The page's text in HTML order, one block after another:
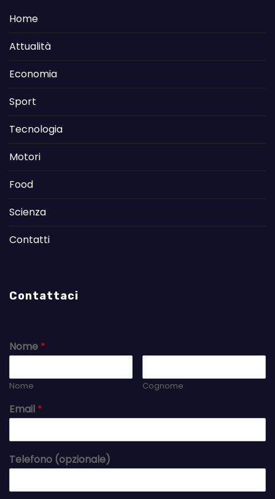
Home
Attualità
Economia
Sport
Tecnologia
Motori
Food
Scienza
Contatti
Contattaci
Nome *
Nome Cognome
Email *
Telefono (opzionale)